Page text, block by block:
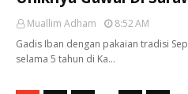
Muallim Adham
8:52 AM
Gadis Iban dengan pakaian tradisi
selama 5 tahun di Ka…